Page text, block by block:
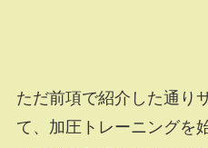
ただ前項で紹介した通り
て、加圧トレーニングを